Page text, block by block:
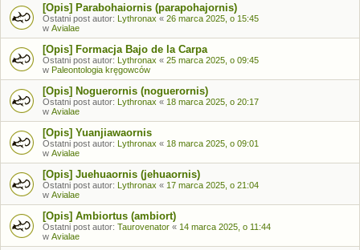
[Opis] Parabohaiornis (parapohajornis)
Ostatni post autor: Lythronax « 26 marca 2025, o 15:45
w Avialae
[Opis] Formacja Bajo de la Carpa
Ostatni post autor: Lythronax « 25 marca 2025, o 09:45
w Paleontologia kręgowców
[Opis] Noguerornis (noguerornis)
Ostatni post autor: Lythronax « 18 marca 2025, o 20:17
w Avialae
[Opis] Yuanjiawaornis
Ostatni post autor: Lythronax « 18 marca 2025, o 09:01
w Avialae
[Opis] Juehuaornis (jehuaornis)
Ostatni post autor: Lythronax « 17 marca 2025, o 21:04
w Avialae
[Opis] Ambiortus (ambiort)
Ostatni post autor: Taurovenator « 14 marca 2025, o 11:44
w Avialae